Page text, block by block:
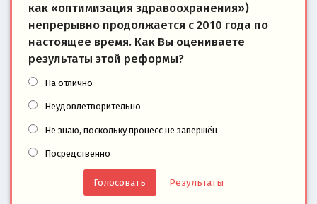
как «оптимизация здравоохранения»)
непрерывно продолжается с 2010 года по
настоящее время. Как Вы оцениваете
результаты этой реформы?
На отлично
Неудовлетворительно
Не знаю, поскольку процесс не завершён
Посредственно
Результаты